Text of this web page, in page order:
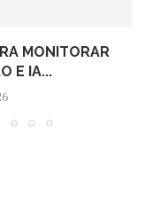
MONITORAR
E IA...